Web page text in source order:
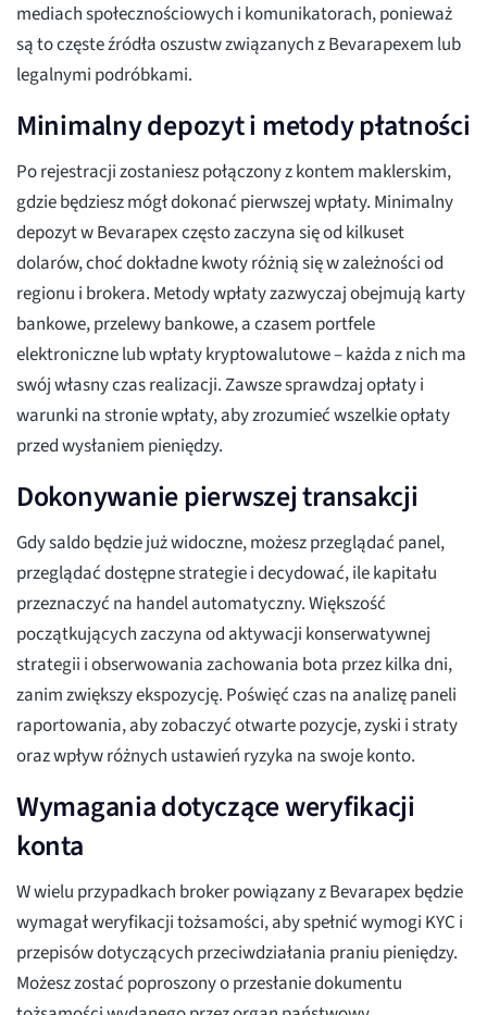
mediach społecznościowych i komunikatorach, ponieważ
są to częste źródła oszustw związanych z Bevarapexem lub
legalnymi podróbkami.
Minimalny depozyt i metody płatności
Po rejestracji zostaniesz połączony z kontem maklerskim,
gdzie będziesz mógł dokonać pierwszej wpłaty. Minimalny
depozyt w Bevarapex często zaczyna się od kilkuset
dolarów, choć dokładne kwoty różnią się w zależności od
regionu i brokera. Metody wpłaty zazwyczaj obejmują karty
bankowe, przelewy bankowe, a czasem portfele
elektroniczne lub wpłaty kryptowalutowe – każda z nich ma
swój własny czas realizacji. Zawsze sprawdzaj opłaty i
warunki na stronie wpłaty, aby zrozumieć wszelkie opłaty
przed wysłaniem pieniędzy.
Dokonywanie pierwszej transakcji
Gdy saldo będzie już widoczne, możesz przeglądać panel,
przeglądać dostępne strategie i decydować, ile kapitału
przeznaczyć na handel automatyczny. Większość
początkujących zaczyna od aktywacji konserwatywnej
strategii i obserwowania zachowania bota przez kilka dni,
zanim zwiększy ekspozycję. Poświęć czas na analizę paneli
raportowania, aby zobaczyć otwarte pozycje, zyski i straty
oraz wpływ różnych ustawień ryzyka na swoje konto.
Wymagania dotyczące weryfikacji
konta
W wielu przypadkach broker powiązany z Bevarapex będzie
wymagał weryfikacji tożsamości, aby spełnić wymogi KYC i
przepisów dotyczących przeciwdziałania praniu pieniędzy.
Możesz zostać poproszony o przesłanie dokumentu